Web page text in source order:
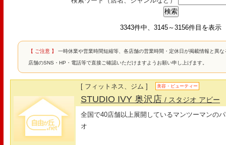
3343件中、3145～3156件目を表示
【 ご注意 】 一時休業や営業時間短縮等、各店舗の営業時間・定休日が掲載情報と異
店舗のSNS・HP・電話等で直接ご確認いただけますようお願い申し上げます。
[ フィットネス、ジム ] 美容・ビューティー
STUDIO IVY 奥沢店/ スタジオ アビー
全国で40店舗以上展開しているマンツーマンの
オ